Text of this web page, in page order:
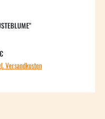
Preis:
Versandkosten